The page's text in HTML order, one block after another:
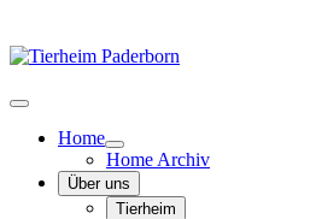
Home
Home Archiv
Über uns
Tierheim